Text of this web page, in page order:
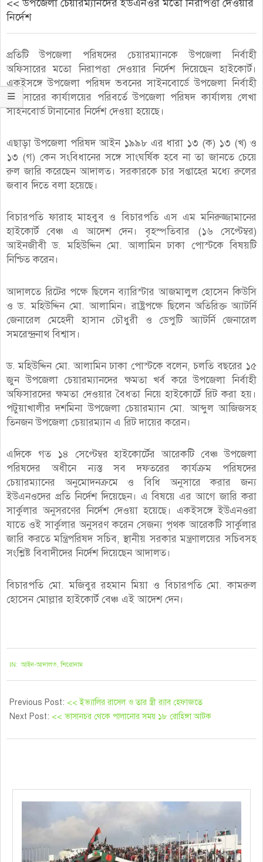
<< উপজেলা চেয়ারম্যানদের ইউএনওর মতো নিরাপত্তা দেওয়ার
নির্দেশ
প্রতিটি উপজেলা পরিষদের চেয়ারম্যানকে উপজেলা নির্বাহী
অফিসারের মতো নিরাপত্তা দেওয়ার নির্দেশ দিয়েছেন হাইকোর্ট।
একইসঙ্গে উপজেলা পরিষদ ভবনের সাইনবোর্ডে উপজেলা নির্বাহী
অফিসারের কার্যালয়ের পরিবর্তে উপজেলা পরিষদ কার্যালয় লেখা
সাইনবোর্ড টানানোর নির্দেশ দেওয়া হয়েছে।
এছাড়া উপজেলা পরিষদ আইন ১৯৯৮ এর ধারা ১৩ (ক) ১৩ (খ) ও
১৩ (গ) কেন সংবিধানের সঙ্গে সাংঘর্ষিক হবে না তা জানতে চেয়ে
রুল জারি করেছেন আদালত। সরকারকে চার সপ্তাহের মধ্যে রুলের
জবাব দিতে বলা হয়েছে।
বিচারপতি ফারাহ মাহবুব ও বিচারপতি এস এম মনিরুজ্জামানের
হাইকোর্ট বেঞ্চ এ আদেশ দেন। বৃহস্পতিবার (১৬ সেপ্টেম্বর)
আইনজীবী ড. মহিউদ্দিন মো. আলামিন ঢাকা পোস্টকে বিষয়টি
নিশ্চিত করেন।
আদালতে রিটের পক্ষে ছিলেন ব্যারিস্টার আজমালুল হোসেন কিউসি
ও ড. মহিউদ্দিন মো. আলামিন। রাষ্ট্রপক্ষে ছিলেন অতিরিক্ত অ্যাটর্নি
জেনারেল মেহেদী হাসান চৌধুরী ও ডেপুটি অ্যাটর্নি জেনারেল
সমরেন্দ্রনাথ বিশ্বাস।
ড. মহিউদ্দিন মো. আলামিন ঢাকা পোস্টকে বলেন, চলতি বছরের ১৫
জুন উপজেলা চেয়ারম্যানদের ক্ষমতা খর্ব করে উপজেলা নির্বাহী
অফিসারদের ক্ষমতা দেওয়ার বৈধতা নিয়ে হাইকোর্টে রিট করা হয়।
পটুয়াখালীর দশমিনা উপজেলা চেয়ারম্যান মো. আব্দুল আজিজসহ
তিনজন উপজেলা চেয়ারম্যান এ রিট দায়ের করেন।
এদিকে গত ১৪ সেপ্টেম্বর হাইকোর্টের আরেকটি বেঞ্চ উপজেলা
পরিষদের অধীনে ন্যস্ত সব দফতরের কার্যক্রম পরিষদের
চেয়ারম্যানের অনুমোদনক্রমে ও বিধি অনুসারে করার জন্য
ইউএনওদের প্রতি নির্দেশ দিয়েছেন। এ বিষয়ে এর আগে জারি করা
সার্কুলার অনুসরণের নির্দেশ দেওয়া হয়েছে। একইসঙ্গে ইউএনওরা
যাতে ওই সার্কুলার অনুসরণ করেন সেজন্য পৃথক আরেকটি সার্কুলার
জারি করতে মন্ত্রিপরিষদ সচিব, স্থানীয় সরকার মন্ত্রণালয়ের সচিবসহ
সংশ্লিষ্ট বিবাদীদের নির্দেশ দিয়েছেন আদালত।
বিচারপতি মো. মজিবুর রহমান মিয়া ও বিচারপতি মো. কামরুল
হোসেন মোল্লার হাইকোর্ট বেঞ্চ এই আদেশ দেন।
IN: আইন-আদালত,শিরোনাম
Previous Post: << ইভ্যালির রাসেল ও তার স্ত্রী র‍্যাব হেফাজতে
Next Post: << ভাসানচর থেকে পালানোর সময় ১৮ রোহিঙ্গা আটক